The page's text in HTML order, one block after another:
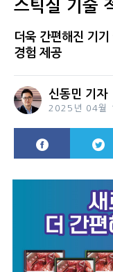
스틱실 기술
더욱 간편해진 기
경험 제공
신동민 기자
2025년 04월